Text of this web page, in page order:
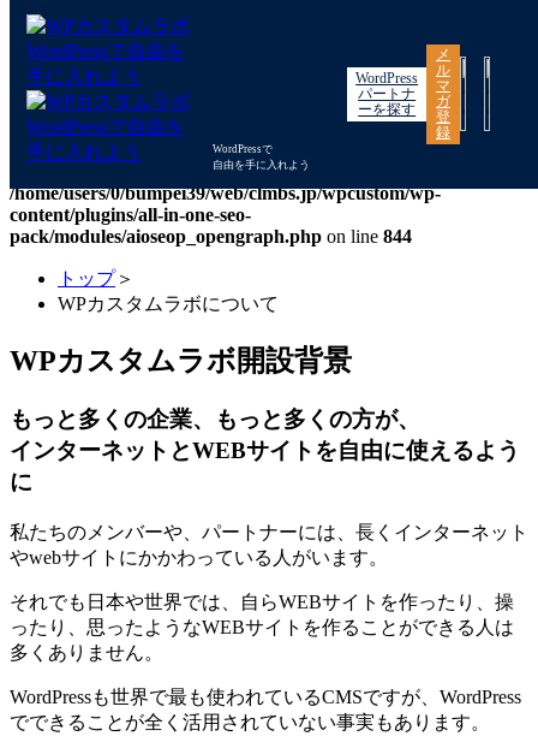
Warning: "continue" targeting switch is equivalent to "break". Did
you mean to use "continue 2"? in
/home/users/0/bumpei39/web/clmbs.jp/wpcustom/wp-
includes/pomo/plural-forms.php
210
Warning : "continue" targeting switch is equivalent to "break". Did
you mean to use "continue 2"? in
/home/users/0/bumpei39/web/clmbs.jp/wpcustom/wp-
content/plugins/all-in-one-seo-
pack/modules/aioseop_opengraph.php on line 844
WordPressで
自由を手に入れよう
WordPress
パートナ
ーを探す
メ
ル
マ
ガ
登
録
トップ＞
WPカスタムラボについて
WPカスタムラボ開設背景
もっと多くの企業、もっと多くの方が、
インターネットとWEBサイトを自由に使えるよう
に
私たちのメンバーや、パートナーには、長くインターネット
やwebサイトにかかわっている人がいます。
それでも日本や世界では、自らWEBサイトを作ったり、操
ったり、思ったようなWEBサイトを作ることができる人は
多くありません。
WordPressも世界で最も使われているCMSですが、WordPress
でできることが全く活用されていない事実もあります。